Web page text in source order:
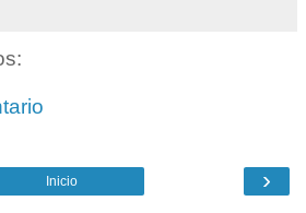
›
Inicio